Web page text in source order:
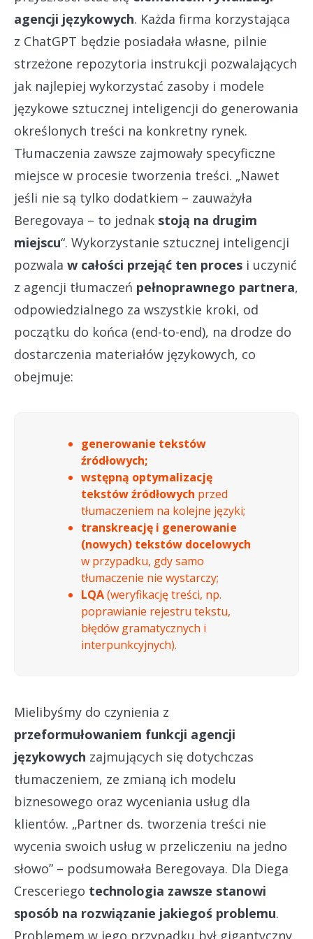
agencji językowych. Każda firma korzystająca
z ChatGPT będzie posiadała własne, pilnie
strzeżone repozytoria instrukcji pozwalających
jak najlepiej wykorzystać zasoby i modele
językowe sztucznej inteligencji do generowania
określonych treści na konkretny rynek.
Tłumaczenia zawsze zajmowały specyficzne
miejsce w procesie tworzenia treści. „Nawet
jeśli nie są tylko dodatkiem – zauważyła
Beregovaya – to jednak stoją na drugim
miejscu“. Wykorzystanie sztucznej inteligencji
pozwala w całości przejąć ten proces i uczynić
z agencji tłumaczeń pełnoprawnego partnera,
odpowiedzialnego za wszystkie kroki, od
początku do końca (end-to-end), na drodze do
dostarczenia materiałów językowych, co
obejmuje:
generowanie tekstów
źródłowych;
wstępną optymalizację
tekstów źródłowych przed
tłumaczeniem na kolejne języki;
transkreację i generowanie
(nowych) tekstów docelowych
w przypadku, gdy samo
tłumaczenie nie wystarczy;
LQA(weryfikację treści, np.
poprawianie rejestru tekstu,
błędów gramatycznych i
interpunkcyjnych).
Mielibyśmy do czynienia z
przeformułowaniem funkcji agencji
językowych zajmujących się dotychczas
tłumaczeniem, ze zmianą ich modelu
biznesowego oraz wyceniania usług dla
klientów. „Partner ds. tworzenia treści nie
wycenia swoich usług w przeliczeniu na jedno
słowo” – podsumowała Beregovaya. Dla Diega
Cresceriego technologia zawsze stanowi
sposób na rozwiązanie jakiegoś problemu.
Problemem w jego przypadku był gigantyczny